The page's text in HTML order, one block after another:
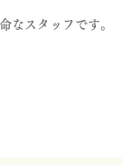
なスタッフです。